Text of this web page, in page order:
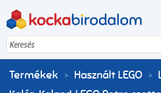
Keresés
Termékek Használt LEGO